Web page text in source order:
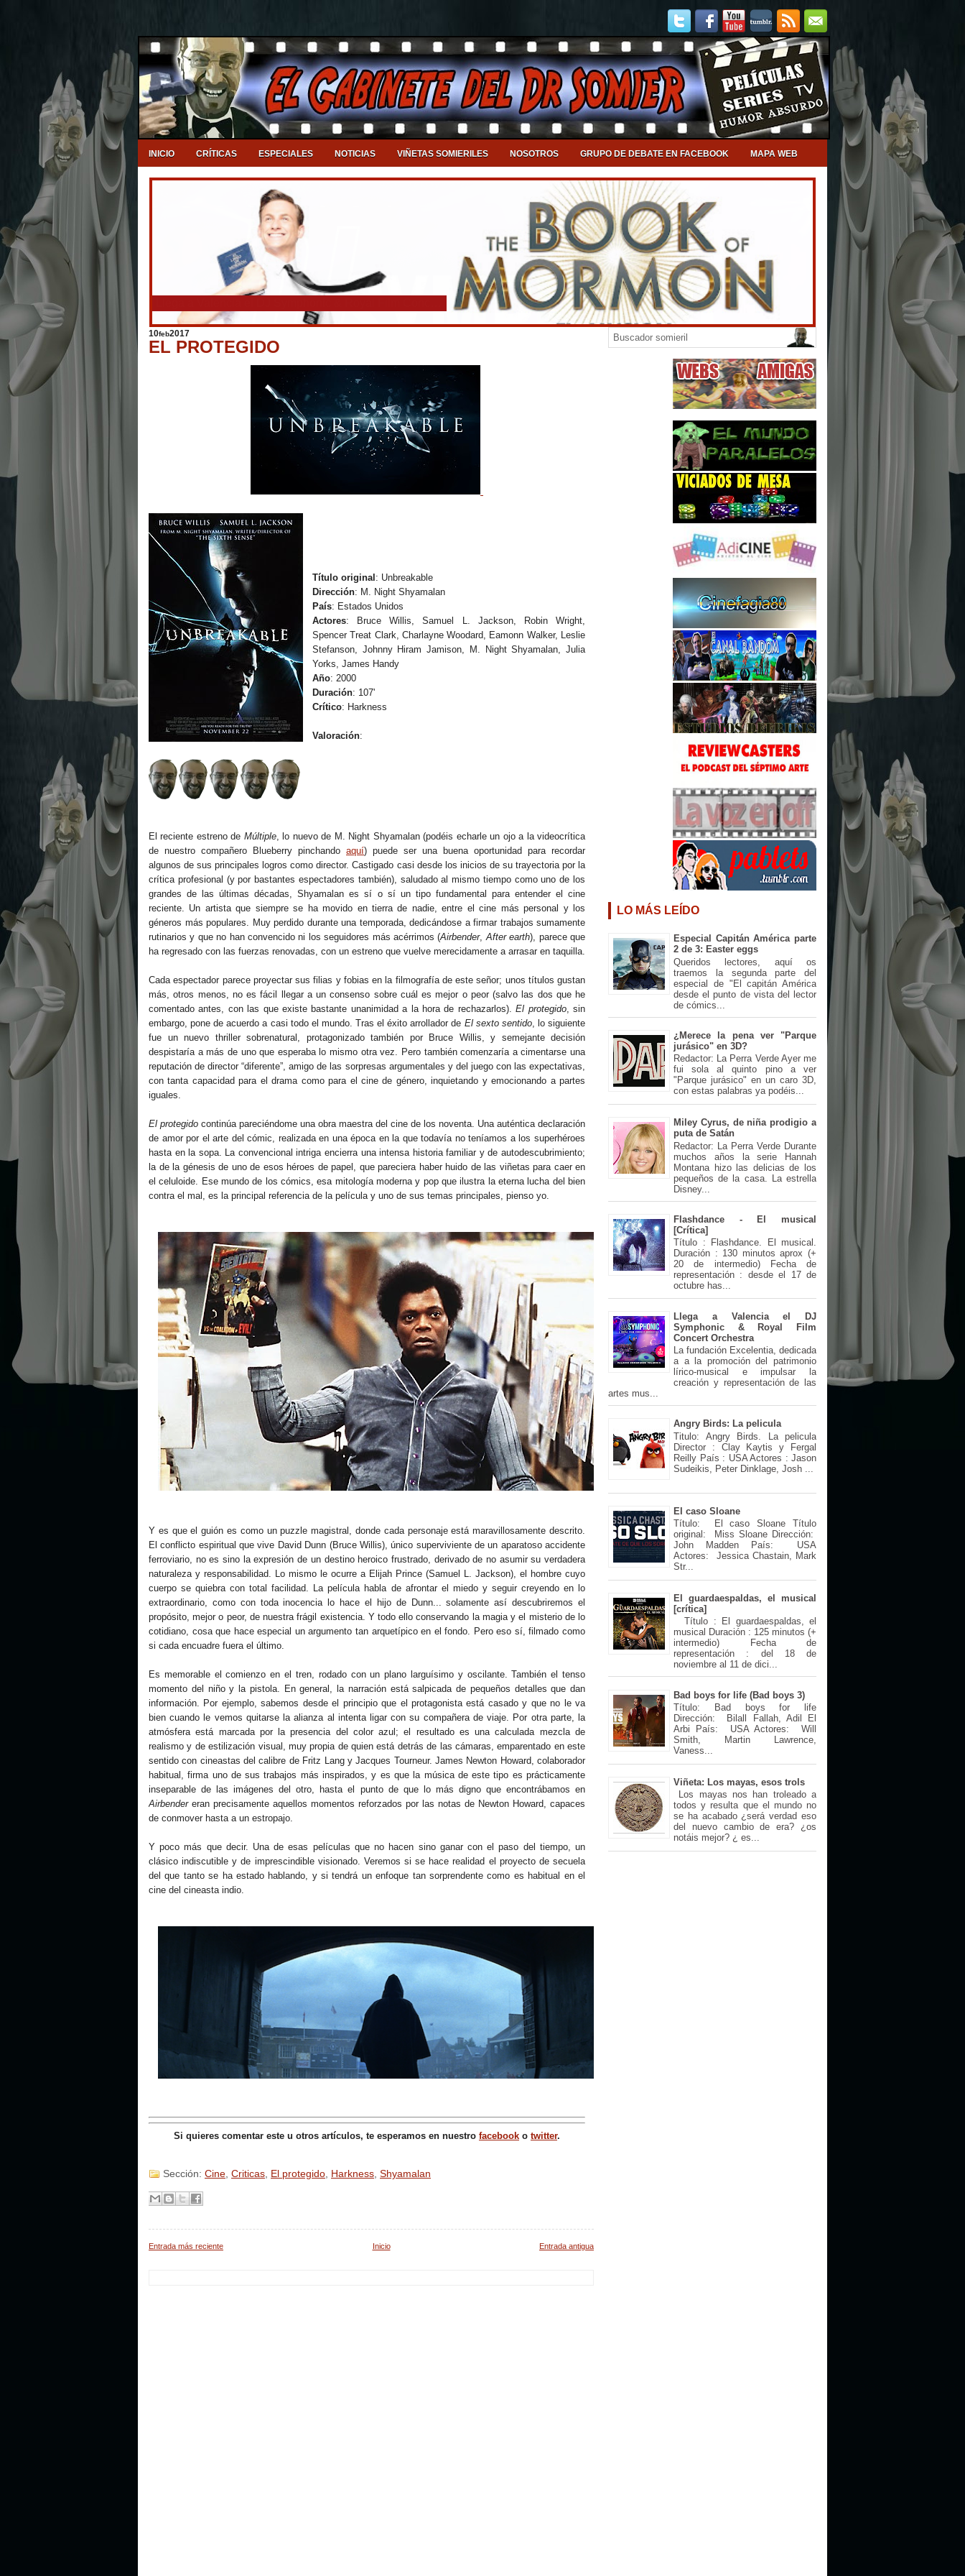
INICIO CRÍTICAS ESPECIALES NOTICIAS VIÑETAS SOMIERILES NOSOTROS GRUPO DE DEBATE EN FACEBOOK MAPA WEB
10feb2017
EL PROTEGIDO
Título original : Unbreakable
Dirección: M. Night Shyamalan
País: Estados Unidos
Actores: Bruce Willis, Samuel L. Jackson, Robin Wright,
Spencer Treat Clark, Charlayne Woodard, Eamonn Walker, Leslie
Stefanson, Johnny Hiram Jamison, M. Night Shyamalan, Julia
Yorks, James Handy
Año: 2000
Duración: 107'
Crítico: Harkness
Valoración:
El reciente estreno de Múltiple, lo nuevo de M. Night Shyamalan (podéis echarle un ojo a la videocrítica
de nuestro compañero Blueberry pinchando aquí) puede ser una buena oportunidad para recordar
algunos de sus principales logros como director. Castigado casi desde los inicios de su trayectoria por la
crítica profesional (y por bastantes espectadores también), saludado al mismo tiempo como uno de los
grandes de las últimas décadas, Shyamalan es sí o sí un tipo fundamental para entender el cine
reciente. Un artista que siempre se ha movido en tierra de nadie, entre el cine más personal y los
géneros más populares. Muy perdido durante una temporada, dedicándose a firmar trabajos sumamente
rutinarios y que no han convencido ni los seguidores más acérrimos (Airbender,After earth), parece que
ha regresado con las fuerzas renovadas, con un estreno que vuelve merecidamente a arrasar en taquilla.
Cada espectador parece proyectar sus filias y fobias en la filmografía de este señor; unos títulos gustan
más, otros menos, no es fácil llegar a un consenso sobre cuál es mejor o peor (salvo las dos que he
comentado antes, con las que existe bastante unanimidad a la hora de rechazarlos).El protegido, sin
embargo, pone de acuerdo a casi todo el mundo. Tras el éxito arrollador de El sexto sentido, lo siguiente
fue un nuevo thriller sobrenatural, protagonizado también por Bruce Willis, y semejante decisión
despistaría a más de uno que esperaba lo mismo otra vez. Pero también comenzaría a cimentarse una
reputación de director “diferente”, amigo de las sorpresas argumentales y del juego con las expectativas,
con tanta capacidad para el drama como para el cine de género, inquietando y emocionando a partes
iguales.
El protegido continúa pareciéndome una obra maestra del cine de los noventa. Una auténtica declaración
de amor por el arte del cómic, realizada en una época en la que todavía no teníamos a los superhéroes
hasta en la sopa. La convencional intriga encierra una intensa historia familiar y de autodescubrimiento;
la de la génesis de uno de esos héroes de papel, que pareciera haber huido de las viñetas para caer en
el celuloide. Ese mundo de los cómics, esa mitología moderna y pop que ilustra la eterna lucha del bien
contra el mal, es la principal referencia de la película y uno de sus temas principales, pienso yo.
Y es que el guión es como un puzzle magistral, donde cada personaje está maravillosamente descrito.
El conflicto espiritual que vive David Dunn (Bruce Willis), único superviviente de un aparatoso accidente
ferroviario, no es sino la expresión de un destino heroico frustrado, derivado de no asumir su verdadera
naturaleza y responsabilidad. Lo mismo le ocurre a Elijah Prince (Samuel L. Jackson), el hombre cuyo
cuerpo se quiebra con total facilidad. La película habla de afrontar el miedo y seguir creyendo en lo
extraordinario, como con toda inocencia lo hace el hijo de Dunn... solamente así descubriremos el
propósito, mejor o peor, de nuestra frágil existencia. Y todo ello conservando la magia y el misterio de lo
cotidiano, cosa que hace especial un argumento tan arquetípico en el fondo. Pero eso sí, filmado como
si cada encuadre fuera el último.
Es memorable el comienzo en el tren, rodado con un plano larguísimo y oscilante. También el tenso
momento del niño y la pistola. En general, la narración está salpicada de pequeños detalles que dan
información. Por ejemplo, sabemos desde el principio que el protagonista está casado y que no le va
bien cuando le vemos quitarse la alianza al intenta ligar con su compañera de viaje. Por otra parte, la
atmósfera está marcada por la presencia del color azul; el resultado es una calculada mezcla de
realismo y de estilización visual, muy propia de quien está detrás de las cámaras, emparentado en este
sentido con cineastas del calibre de Fritz Lang y Jacques Tourneur. James Newton Howard, colaborador
habitual, firma uno de sus trabajos más inspirados, y es que la música de este tipo es prácticamente
inseparable de las imágenes del otro, hasta el punto de que lo más digno que encontrábamos en
Airbendereran precisamente aquellos momentos reforzados por las notas de Newton Howard, capaces
de conmover hasta a un estropajo.
Y poco más que decir. Una de esas películas que no hacen sino ganar con el paso del tiempo, un
clásico indiscutible y de imprescindible visionado. Veremos si se hace realidad el proyecto de secuela
del que tanto se ha estado hablando, y si tendrá un enfoque tan sorprendente como es habitual en el
cine del cineasta indio.
Si quieres comentar este u otros artículos, te esperamos en nuestro facebook o twitter.
Sección: Cine Criticas El protegido Harkness Shyamalan
Entrada más reciente Entrada antigua
Inicio
LO MÁS LEÍDO
Especial Capitán América parte
2 de 3: Easter eggs
Queridos lectores, aquí os
traemos la segunda parte del
especial de "El capitán América
desde el punto de vista del lector
de cómics...
¿Merece la pena ver "Parque
jurásico" en 3D?
Redactor: La Perra Verde Ayer me
fui sola al quinto pino a ver
"Parque jurásico" en un caro 3D,
con estas palabras ya podéis...
Miley Cyrus, de niña prodigio a
puta de Satán
Redactor: La Perra Verde Durante
muchos años la serie Hannah
Montana hizo las delicias de los
pequeños de la casa. La estrella
Disney...
Flashdance - El musical
[Crítica]
Título : Flashdance. El musical.
Duración : 130 minutos aprox (+
20 de intermedio) Fecha de
representación : desde el 17 de
octubre has...
Llega a Valencia el DJ
Symphonic & Royal Film
Concert Orchestra
La fundación Excelentia, dedicada
a a la promoción del patrimonio
lírico-musical e impulsar la
creación y representación de las
artes mus...
Angry Birds: La pelicula
Titulo: Angry Birds. La pelicula
Director : Clay Kaytis y Fergal
Reilly País : USA Actores : Jason
Sudeikis, Peter Dinklage, Josh ...
El caso Sloane
Título: El caso Sloane Título
original: Miss Sloane Dirección:
John Madden País: USA
Actores: Jessica Chastain, Mark
Str...
El guardaespaldas, el musical
[crítica]
Título : El guardaespaldas, el
musical Duración : 125 minutos (+
intermedio) Fecha de
representación : del 18 de
noviembre al 11 de dici...
Bad boys for life (Bad boys 3)
Título: Bad boys for life
Dirección: Bilall Fallah, Adil El
Arbi País: USA Actores: Will
Smith, Martin Lawrence,
Vaness...
Viñeta: Los mayas, esos trols
Los mayas nos han troleado a
todos y resulta que el mundo no
se ha acabado ¿será verdad eso
del nuevo cambio de era? ¿os
notáis mejor? ¿ es...